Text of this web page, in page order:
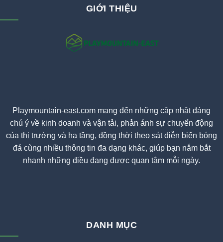
GIỚI THIỆU
Playmountain-east.com mang đến những cập nhật đáng
chú ý về kinh doanh và vận tải, phản ánh sự chuyển động
của thị trường và hạ tầng, đồng thời theo sát diễn biến bóng
đá cùng nhiều thông tin đa dạng khác, giúp bạn nắm bắt
nhanh những điều đang được quan tâm mỗi ngày.
DANH MỤC